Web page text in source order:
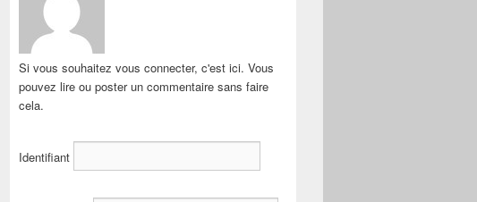
Si vous souhaitez vous connecter, c'est ici. Vous
pouvez lire ou poster un commentaire sans faire
cela.
Identifiant